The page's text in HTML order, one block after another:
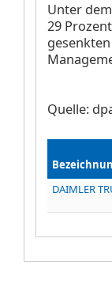
Unter
29
Quelle:
DAIMLER